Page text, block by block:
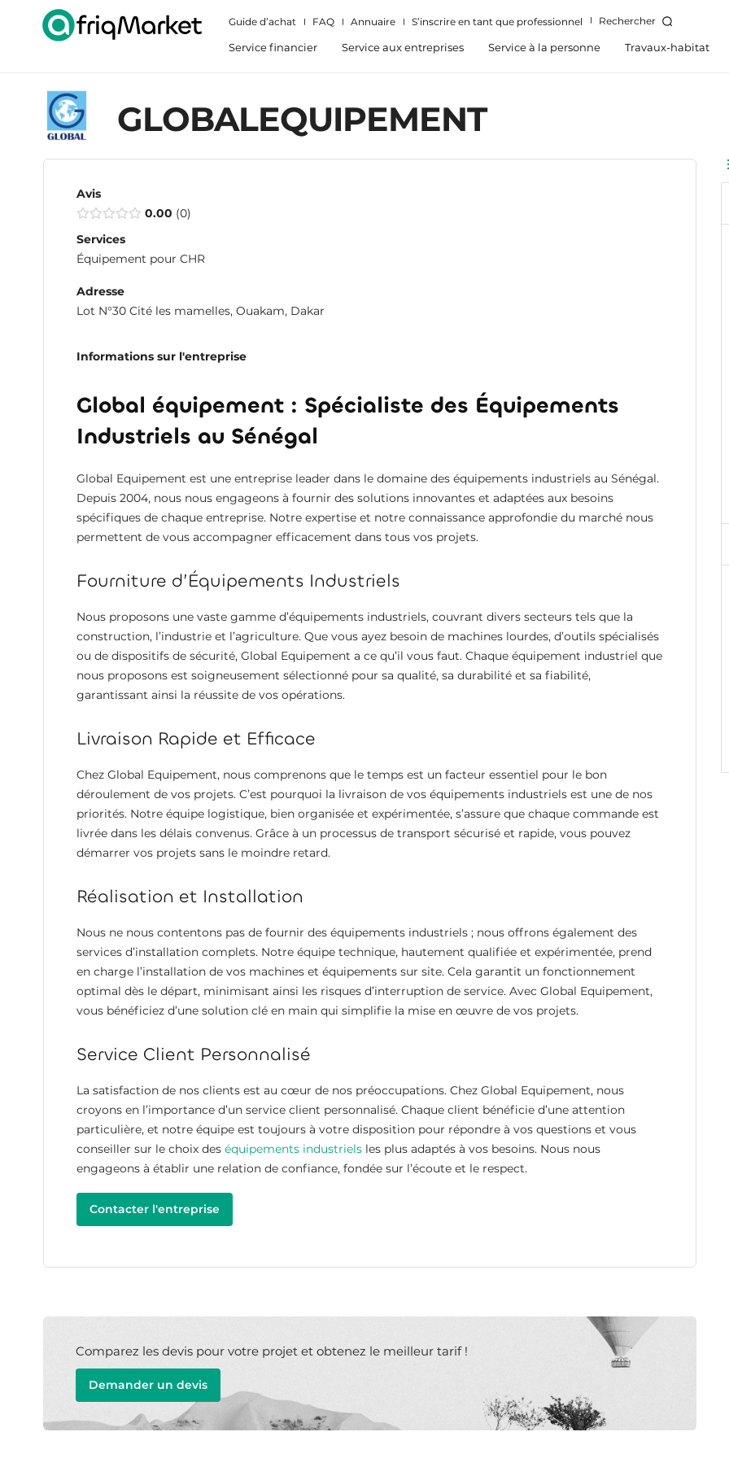
Guide d’achat FAQ Annuaire S’inscrire en tant que professionnel Rechercher
Service financier Service aux entreprises Service à la personne Travaux-habitat
GLOBALEQUIPEMENT
Avis
0.00 0
Services
Équipement pour CHR
Adresse
Lot N°30 Cité les mamelles, Ouakam, Dakar
Informations sur l'entreprise
Global équipement : Spécialiste des Équipements
Industriels au Sénégal
Global Equipement est une entreprise leader dans le domaine des équipements industriels au Sénégal.
Depuis 2004, nous nous engageons à fournir des solutions innovantes et adaptées aux besoins
spécifiques de chaque entreprise. Notre expertise et notre connaissance approfondie du marché nous
permettent de vous accompagner efficacement dans tous vos projets.
Fourniture d’Équipements Industriels
Nous proposons une vaste gamme d’équipements industriels, couvrant divers secteurs tels que la
construction, l’industrie et l’agriculture. Que vous ayez besoin de machines lourdes, d’outils spécialisés
ou de dispositifs de sécurité, Global Equipement a ce qu’il vous faut. Chaque équipement industriel que
nous proposons est soigneusement sélectionné pour sa qualité, sa durabilité et sa fiabilité,
garantissant ainsi la réussite de vos opérations.
Livraison Rapide et Efficace
Chez Global Equipement, nous comprenons que le temps est un facteur essentiel pour le bon
déroulement de vos projets. C’est pourquoi la livraison de vos équipements industriels est une de nos
priorités. Notre équipe logistique, bien organisée et expérimentée, s’assure que chaque commande est
livrée dans les délais convenus. Grâce à un processus de transport sécurisé et rapide, vous pouvez
démarrer vos projets sans le moindre retard.
Réalisation et Installation
Nous ne nous contentons pas de fournir des équipements industriels ; nous offrons également des
services d’installation complets. Notre équipe technique, hautement qualifiée et expérimentée, prend
en charge l’installation de vos machines et équipements sur site. Cela garantit un fonctionnement
optimal dès le départ, minimisant ainsi les risques d’interruption de service. Avec Global Equipement,
vous bénéficiez d’une solution clé en main qui simplifie la mise en œuvre de vos projets.
Service Client Personnalisé
La satisfaction de nos clients est au cœur de nos préoccupations. Chez Global Equipement, nous
croyons en l’importance d’un service client personnalisé. Chaque client bénéficie d’une attention
particulière, et notre équipe est toujours à votre disposition pour répondre à vos questions et vous
conseiller sur le choix des équipements industrielsles plus adaptés à vos besoins. Nous nous
engageons à établir une relation de confiance, fondée sur l’écoute et le respect.
Contacter l'entreprise
Comparez les devis pour votre projet et obtenez le meilleur tarif !
Demander un devis